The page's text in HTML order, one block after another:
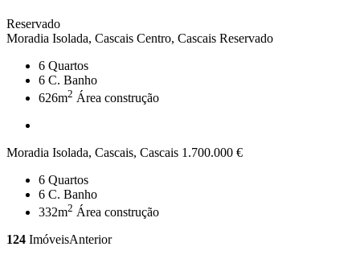
Reservado
Moradia Isolada, Cascais Centro, Cascais Reservado
6 Quartos
6 C. Banho
626m2 Área construção
Moradia Isolada, Cascais, Cascais 1.700.000 €
6 Quartos
6 C. Banho
332m2 Área construção
124 ImóveisAnterior